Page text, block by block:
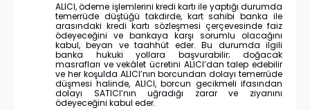
ALICI, ödeme işlemlerini kredi kartı ile yaptığı durumda
temerrüde düştüğü takdirde, kart sahibi banka ile
arasındaki kredi kartı sözleşmesi çerçevesinde faiz
ödeyeceğini ve bankaya karşı sorumlu olacağını
kabul, beyan ve taahhüt eder. Bu durumda ilgili
banka hukuki yollara başvurabilir; doğacak
masrafları ve vekâlet ücretini ALICI’dan talep edebilir
ve her koşulda ALICI’nın borcundan dolayı temerrüde
düşmesi halinde, ALICI, borcun gecikmeli ifasından
dolayı SATICI’nın uğradığı zarar ve ziyanını
ödeyeceğini kabul eder.